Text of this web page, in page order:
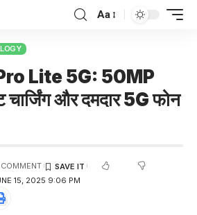
Aa
Lite 5G: 50MP
और दमदार 5G फोन
15, 2025 9:06 PM